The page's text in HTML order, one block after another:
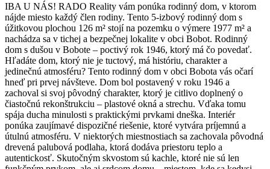
IBA U NÁS! RADO Reality vám ponúka rodinný dom, v ktorom
nájde miesto každý člen rodiny. Tento 5-izbový rodinný dom s
úžitkovou plochou 126 m² stojí na pozemku o výmere 1977 m² a
nachádza sa v tichej a bezpečnej lokalite v obci Bobot. Rodinný
dom s dušou v Bobote – poctivý rok 1946, ktorý má čo povedať.
Hľadáte dom, ktorý nie je tuctový, má históriu, charakter a
jedinečnú atmosféru? Tento rodinný dom v obci Bobota vás očarí
hneď pri prvej návšteve. Dom bol postavený v roku 1946 a
zachoval si svoj pôvodný charakter, ktorý je citlivo doplnený o
čiastočnú rekonštrukciu – plastové okná a strechu. Vďaka tomu
spája ducha minulosti s praktickými prvkami dneška. Interiér
ponúka zaujímavé dispozičné riešenie, ktoré vytvára príjemnú a
útulnú atmosféru. V niektorých miestnostiach sa zachovala pôvodná
drevená palubová podlaha, ktorá dodáva priestoru teplo a
autentickosť. Skutočným skvostom sú kachle, ktoré nie sú len